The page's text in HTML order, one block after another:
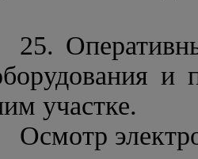
25.
и
участке.
Осмотр